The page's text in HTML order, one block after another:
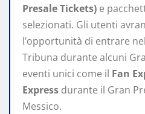
Presale Tickets) e
selezionati. Gli utenti
l’opportunità di entrare
Tribuna durante alcuni
eventi unici come il Fan
Express durante il Gran
Messico.